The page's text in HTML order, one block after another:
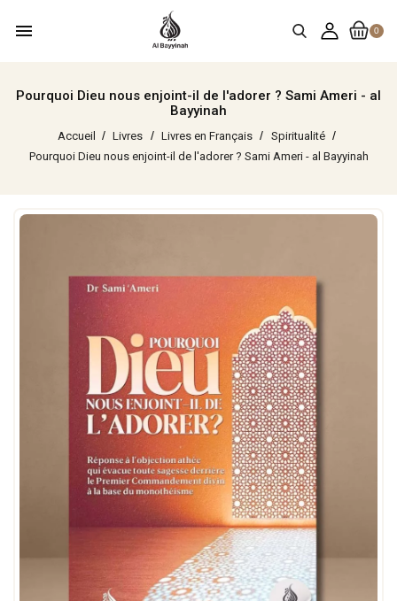
0
menu
Pourquoi Dieu nous enjoint-il de l'adorer ? Sami Ameri - al
Bayyinah
Accueil Livres Livres en Français
Spiritualité
Pourquoi Dieu nous enjoint-il de l'adorer ? Sami Ameri - al Bayyinah